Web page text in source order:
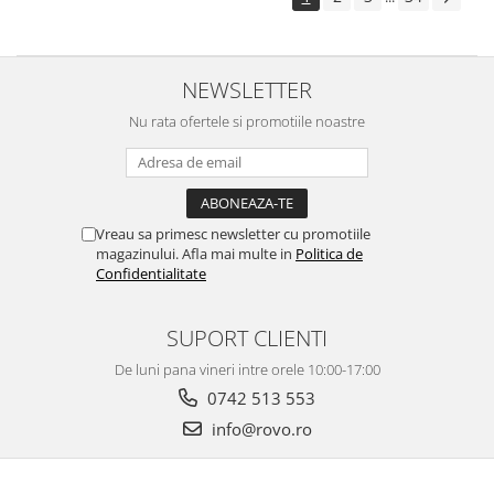
NEWSLETTER
Nu rata ofertele si promotiile noastre
Vreau sa primesc newsletter cu promotiile
magazinului. Afla mai multe in Politica de
Confidentialitate
SUPORT CLIENTI
De luni pana vineri intre orele 10:00-17:00
0742 513 553
info@rovo.ro